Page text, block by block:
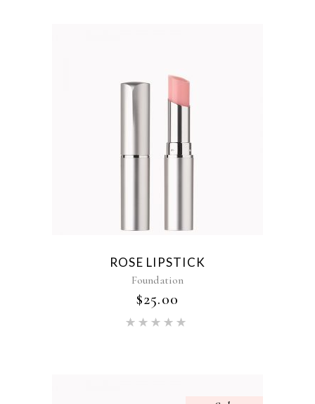
ROSE LIPSTICK
Foundation
$25.00